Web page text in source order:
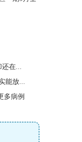
还在...
能放...
多病例